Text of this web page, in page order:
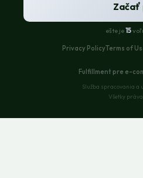
Začať
ešte je15
Privacy PolicyTerms of
Fulfillment pre e-
Služba spracovania a
Všetky